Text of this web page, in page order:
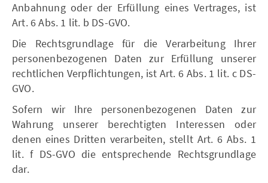
Anbahnung oder der Erfüllung eines Vertrages, ist
Art. 6 Abs. 1 lit. b DS-GVO.
Die Rechtsgrundlage für die Verarbeitung Ihrer
personenbezogenen Daten zur Erfüllung unserer
rechtlichen Verpflichtungen, ist Art. 6 Abs. 1 lit. c DS-
GVO.
Sofern wir Ihre personenbezogenen Daten zur
Wahrung unserer berechtigten Interessen oder
denen eines Dritten verarbeiten, stellt Art. 6 Abs. 1
lit. f DS-GVO die entsprechende Rechtsgrundlage
dar.